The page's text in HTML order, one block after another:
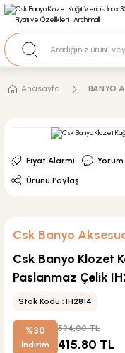
Nakit Ödemeli
Anasayfa BANYO
Fiyat Alarmı Yorum
Ürünü Paylaş
Csk Banyo
Csk Banyo Klozet
Paslanmaz Çelik
Stok Kodu : IH2814
%30
İndirim
594,00 TL
415,80 TL